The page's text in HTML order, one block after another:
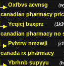
Oxfbvs acvnsg (
canadian pharmacy
Ycqicj bsxprz (
canadian pharmacy no
Pvhtrw nmzwji (
canada rx pharmacy
Ybrhnb supyyu (